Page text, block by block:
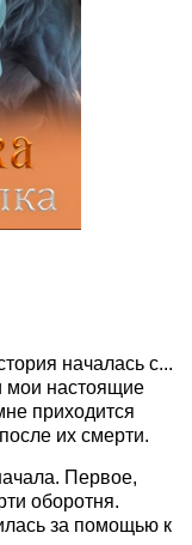
началась с...
мои настоящие
приходится
их смерти.
Первое,
оборотня.
за помощью к